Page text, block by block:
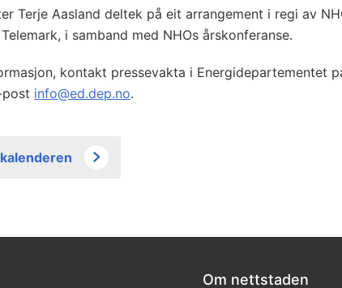
Terje Aasland deltek på eit arrangement i regi av
i samband med NHOs årskonferanse.
kontakt pressevakta i Energidepartementet
info@ed.dep.no.
Om nettstaden